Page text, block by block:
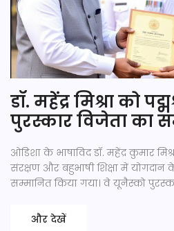
डॉ. महेंद्र मिश्रा को
पुरस्कार विजेता का
ओडिशा के भाषाविद डॉ. महेंद्र कुमार
संरक्षण और बहुभाषी शिक्षा में योगदान
सम्मानित किया गया। वे यूनैस्को
और देखें